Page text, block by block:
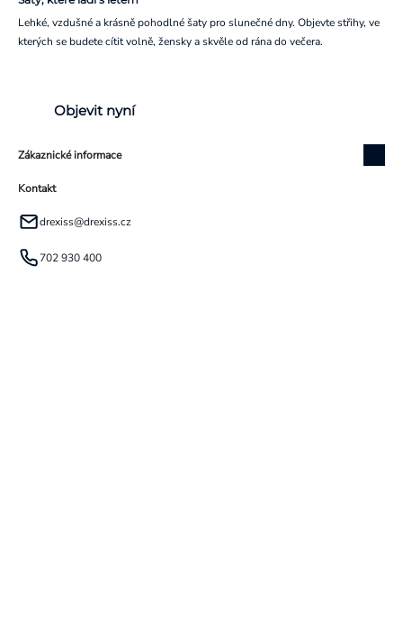
Lehké, vzdušné a krásně pohodlné šaty pro slunečné dny. Objevte střihy, ve
kterých se budete cítit volně, žensky a skvěle od rána do večera.
Objevit nyní
Zákaznické informace
Kontakt
drexiss@drexiss.cz
702 930 400